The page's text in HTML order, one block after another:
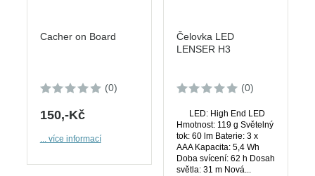
Cacher on Board
(0)
150,-Kč
... více informací
Čelovka LED
LENSER H3
(0)
LED: High End LED
Hmotnost: 119 g Světelný
tok: 60 lm Baterie: 3 x
AAA Kapacita: 5,4 Wh
Doba svícení: 62 h Dosah
světla: 31 m Nová...